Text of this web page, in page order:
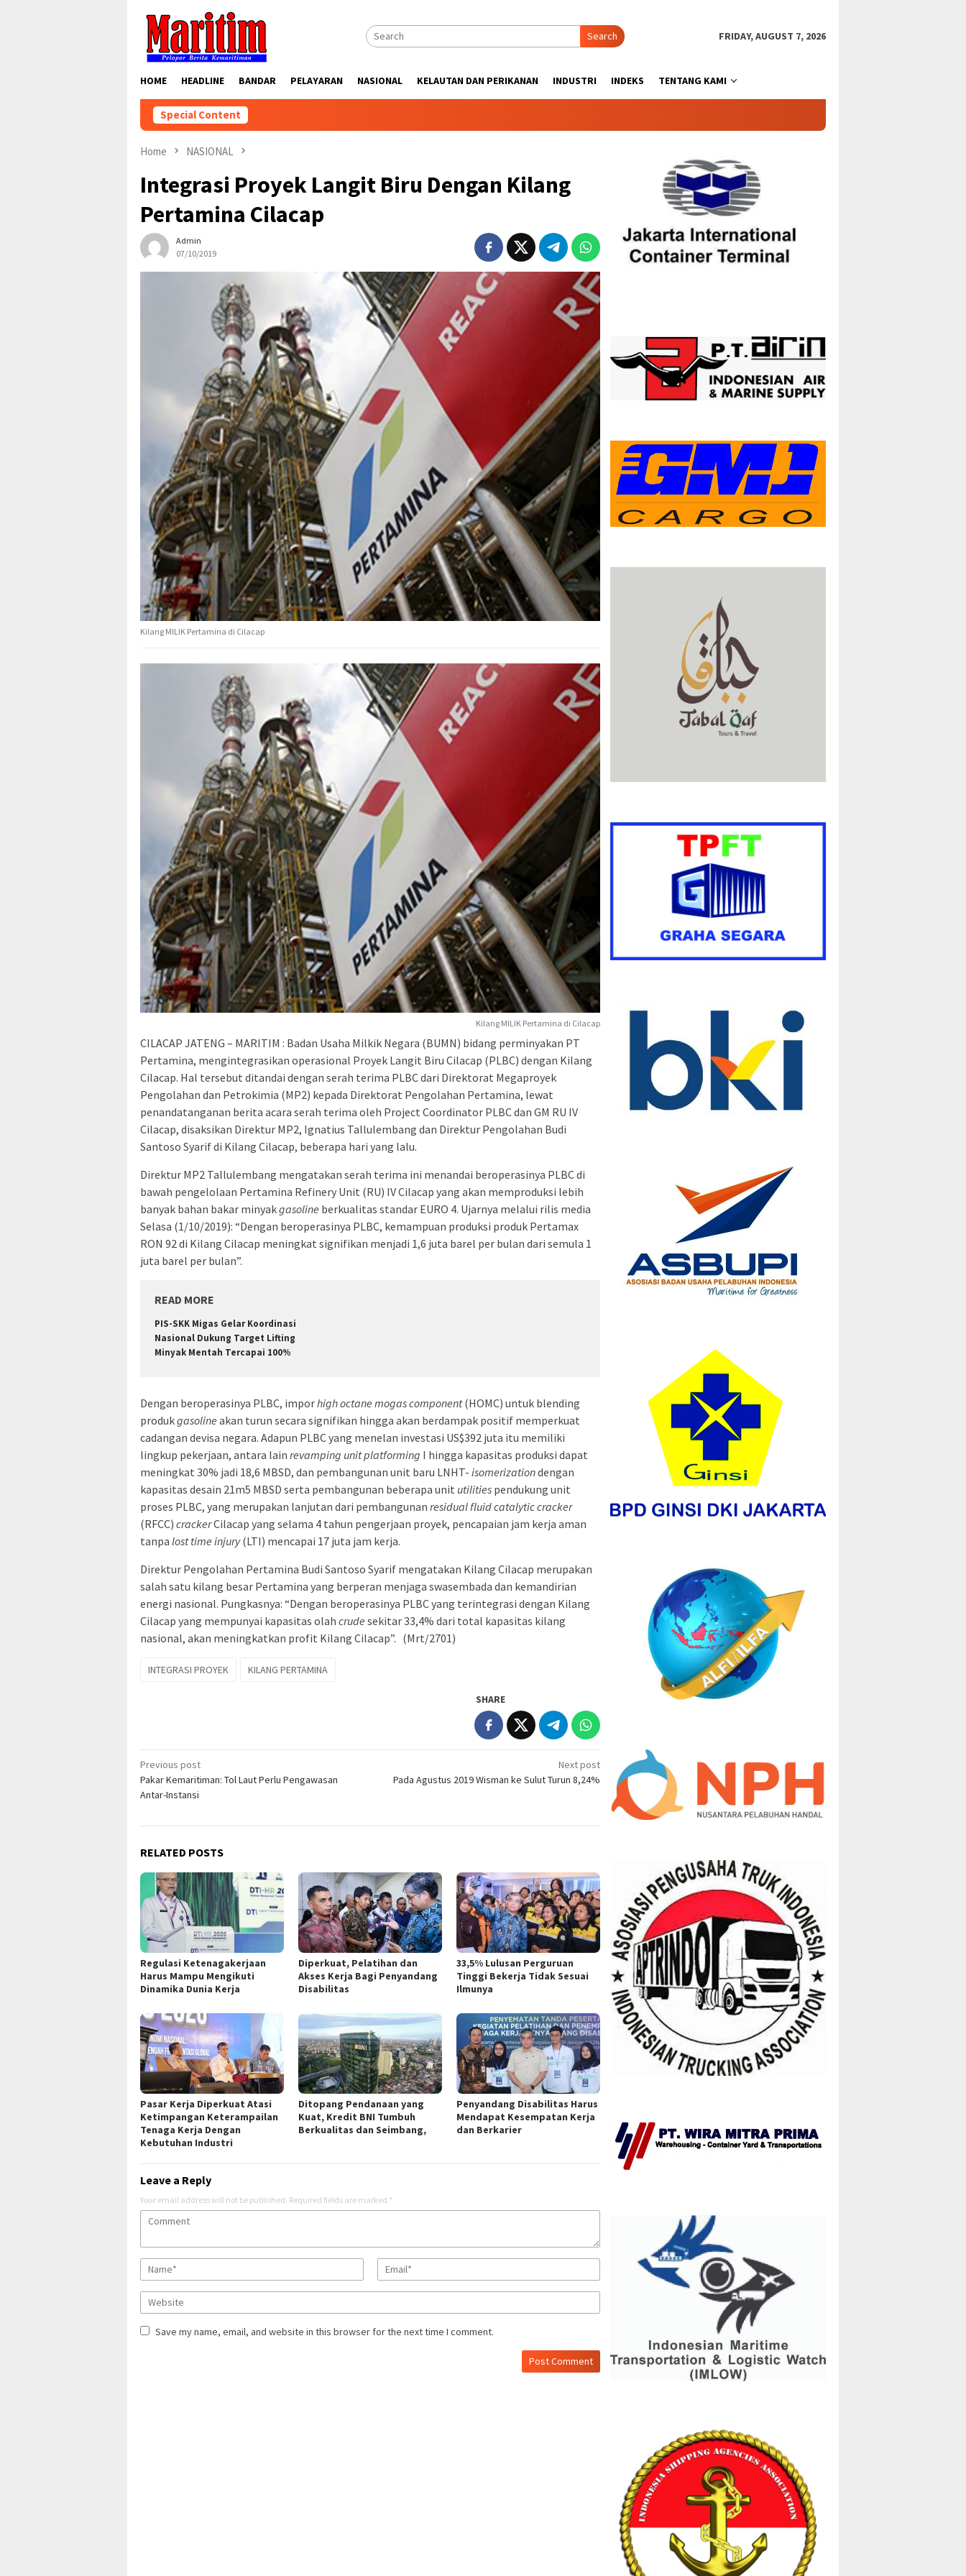
content
Search FRIDAY, AUGUST 7, 2026
HOME HEADLINE BANDAR PELAYARAN NASIONAL KELAUTAN DAN PERIKANAN INDUSTRI INDEKS TENTANG KAMI
Special Content
Home NASIONAL
Integrasi Proyek Langit Biru Dengan Kilang
Pertamina Cilacap
Admin
07/10/2019
Kilang MILIK Pertamina di Cilacap
Kilang MILIK Pertamina di Cilacap
CILACAP JATENG – MARITIM : Badan Usaha Milkik Negara (BUMN) bidang perminyakan PT
Pertamina, mengintegrasikan operasional Proyek Langit Biru Cilacap (PLBC) dengan Kilang
Cilacap. Hal tersebut ditandai dengan serah terima PLBC dari Direktorat Megaproyek
Pengolahan dan Petrokimia (MP2) kepada Direktorat Pengolahan Pertamina, lewat
penandatanganan berita acara serah terima oleh Project Coordinator PLBC dan GM RU IV
Cilacap, disaksikan Direktur MP2, Ignatius Tallulembang dan Direktur Pengolahan Budi
Santoso Syarif di Kilang Cilacap, beberapa hari yang lalu.
Direktur MP2 Tallulembang mengatakan serah terima ini menandai beroperasinya PLBC di
bawah pengelolaan Pertamina Refinery Unit (RU) IV Cilacap yang akan memproduksi lebih
banyak bahan bakar minyakgasoline berkualitas standar EURO 4. Ujarnya melalui rilis media
Selasa (1/10/2019): “Dengan beroperasinya PLBC, kemampuan produksi produk Pertamax
RON 92 di Kilang Cilacap meningkat signifikan menjadi 1,6 juta barel per bulan dari semula 1
juta barel per bulan”.
READ MORE
PIS-SKK Migas Gelar Koordinasi
Nasional Dukung Target Lifting
Minyak Mentah Tercapai 100%
Dengan beroperasinya PLBC, imporhigh octane mogas component(HOMC) untuk blending
produkgasoline akan turun secara signifikan hingga akan berdampak positif memperkuat
cadangan devisa negara. Adapun PLBC yang menelan investasi US$392 juta itu memiliki
lingkup pekerjaan, antara lain revamping unit platforming I hingga kapasitas produksi dapat
meningkat 30% jadi 18,6 MBSD, dan pembangunan unit baru LNHT- isomerizationdengan
kapasitas desain 21m5 MBSD serta pembangunan beberapa unit utilities pendukung unit
proses PLBC, yang merupakan lanjutan dari pembangunan residual fluid catalytic cracker
(RFCC) crackerCilacap yang selama 4 tahun pengerjaan proyek, pencapaian jam kerja aman
tanpa lost time injury(LTI) mencapai 17 juta jam kerja.
Direktur Pengolahan Pertamina Budi Santoso Syarif mengatakan Kilang Cilacap merupakan
salah satu kilang besar Pertamina yang berperan menjaga swasembada dan kemandirian
energi nasional. Pungkasnya: “Dengan beroperasinya PLBC yang terintegrasi dengan Kilang
Cilacap yang mempunyai kapasitas olah crude sekitar 33,4% dari total kapasitas kilang
nasional, akan meningkatkan profit Kilang Cilacap”. (Mrt/2701)
INTEGRASI PROYEK KILANG PERTAMINA
SHARE
Post
navigation
Previous post
Pakar Kemaritiman: Tol Laut Perlu Pengawasan
Antar-Instansi
Next post
Pada Agustus 2019 Wisman ke Sulut Turun 8,24%
RELATED POSTS
Regulasi Ketenagakerjaan
Harus Mampu Mengikuti
Dinamika Dunia Kerja
Diperkuat, Pelatihan dan
Akses Kerja Bagi Penyandang
Disabilitas
33,5% Lulusan Perguruan
Tinggi Bekerja Tidak Sesuai
Ilmunya
Pasar Kerja Diperkuat Atasi
Ketimpangan Keterampailan
Tenaga Kerja Dengan
Kebutuhan Industri
Ditopang Pendanaan yang
Kuat, Kredit BNI Tumbuh
Berkualitas dan Seimbang,
Penyandang Disabilitas Harus
Mendapat Kesempatan Kerja
dan Berkarier
Leave a Reply
Your email address will not be published. Required fields are marked *
Save my name, email, and website in this browser for the next time I comment.